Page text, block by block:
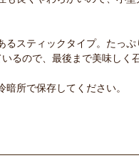
るスティックタイプ。たっぷ
るので、最後まで美味しく
所で保存してください。